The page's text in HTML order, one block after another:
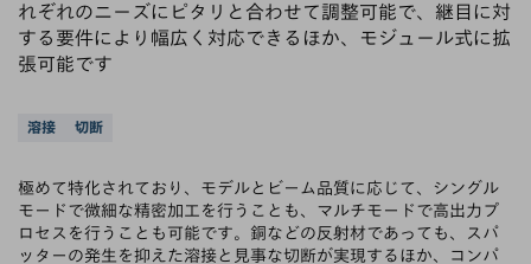
れぞれのニーズにピタリと合わせて調整可能で、継目に対
する要件により幅広く対応できるほか、モジュール式に拡
張可能です
サポートされているアプリケーション
溶接 切断
極めて特化されており、モデルとビーム品質に応じて、シングル
モードで微細な精密加工を行うことも、マルチモードで高出力プ
ロセスを行うことも可能です。銅などの反射材であっても、スパ
ッターの発生を抑えた溶接と見事な切断が実現するほか、コンパ